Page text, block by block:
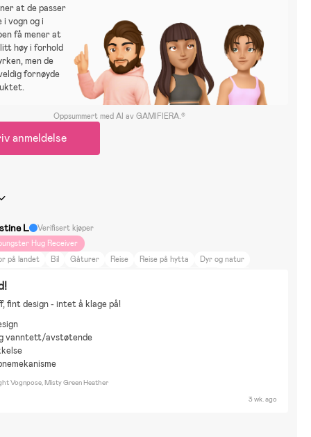
at de passer
i vogn og i
få mener at
høy i forhold
men de
fornøyde
Oppsummert med AI av GAMIFIERA.®
anmeldelse
L
Verifisert kjøper
Hug Receiver
på landet
Bil Gåturer Reise Reise på hytta
Dyr og natur
& Kosedyr
fint design - intet å klage på!
vanntett/avstøtende
Vognpose, Misty Green Heather
3 wk. ago